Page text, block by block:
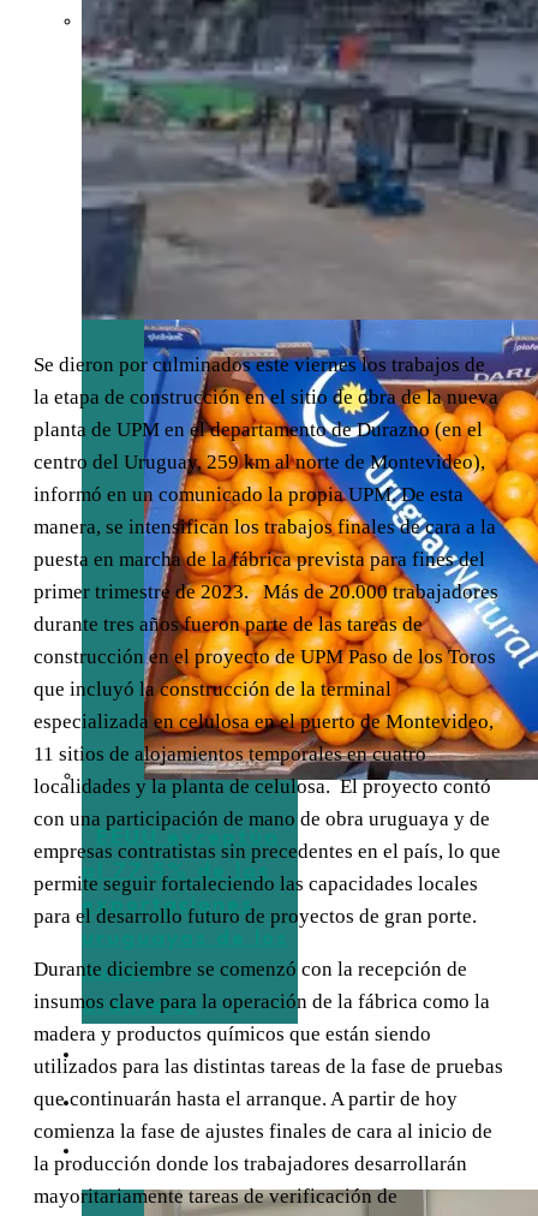
Uruguay XXI
recibirá apoyo
del BID para
impulsar las
exportaciones y
la innovación
EEUU exceptúa
al 77,5% de las
exportaciones
uruguayas de los
nuevos
aranceles
EMPRESAS
Se dieron por culminados este viernes los trabajos de
la etapa de construcción en el sitio de obra de la nueva
planta de UPM en el departamento de Durazno (en el
centro del Uruguay, 259 km al norte de Montevideo),
informó en un comunicado la propia UPM. De esta
manera, se intensifican los trabajos finales de cara a la
puesta en marcha de la fábrica prevista para fines del
primer trimestre de 2023. Más de 20.000 trabajadores
durante tres años fueron parte de las tareas de
construcción en el proyecto de UPM Paso de los Toros
que incluyó la construcción de la terminal
especializada en celulosa en el puerto de Montevideo,
11 sitios de alojamientos temporales en cuatro
localidades y la planta de celulosa. El proyecto contó
con una participación de mano de obra uruguaya y de
empresas contratistas sin precedentes en el país, lo que
permite seguir fortaleciendo las capacidades locales
para el desarrollo futuro de proyectos de gran porte.
Durante diciembre se comenzó con la recepción de
insumos clave para la operación de la fábrica como la
madera y productos químicos que están siendo
utilizados para las distintas tareas de la fase de pruebas
que continuarán hasta el arranque. A partir de hoy
comienza la fase de ajustes finales de cara al inicio de
la producción donde los trabajadores desarrollarán
mayoritariamente tareas de verificación de